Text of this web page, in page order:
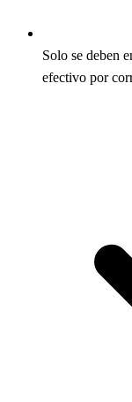
Solo se deben
efectivo por